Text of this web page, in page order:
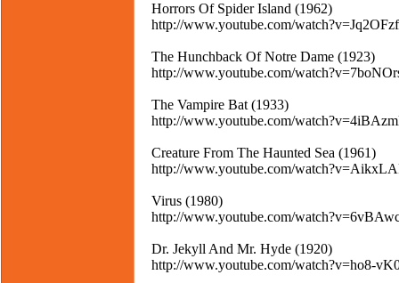
Horrors Of Spider Island (1962)
http://www.youtube.com/
The Hunchback Of Notre Dame (1923)
http://www.youtube.com/
The Vampire Bat (1933)
http://www.youtube.com/
Creature From The Haunted Sea (1961)
http://www.youtube.com/
Virus (1980)
http://www.youtube.com/
Dr. Jekyll And Mr. Hyde (1920)
http://www.youtube.com/watch?v=ho8-